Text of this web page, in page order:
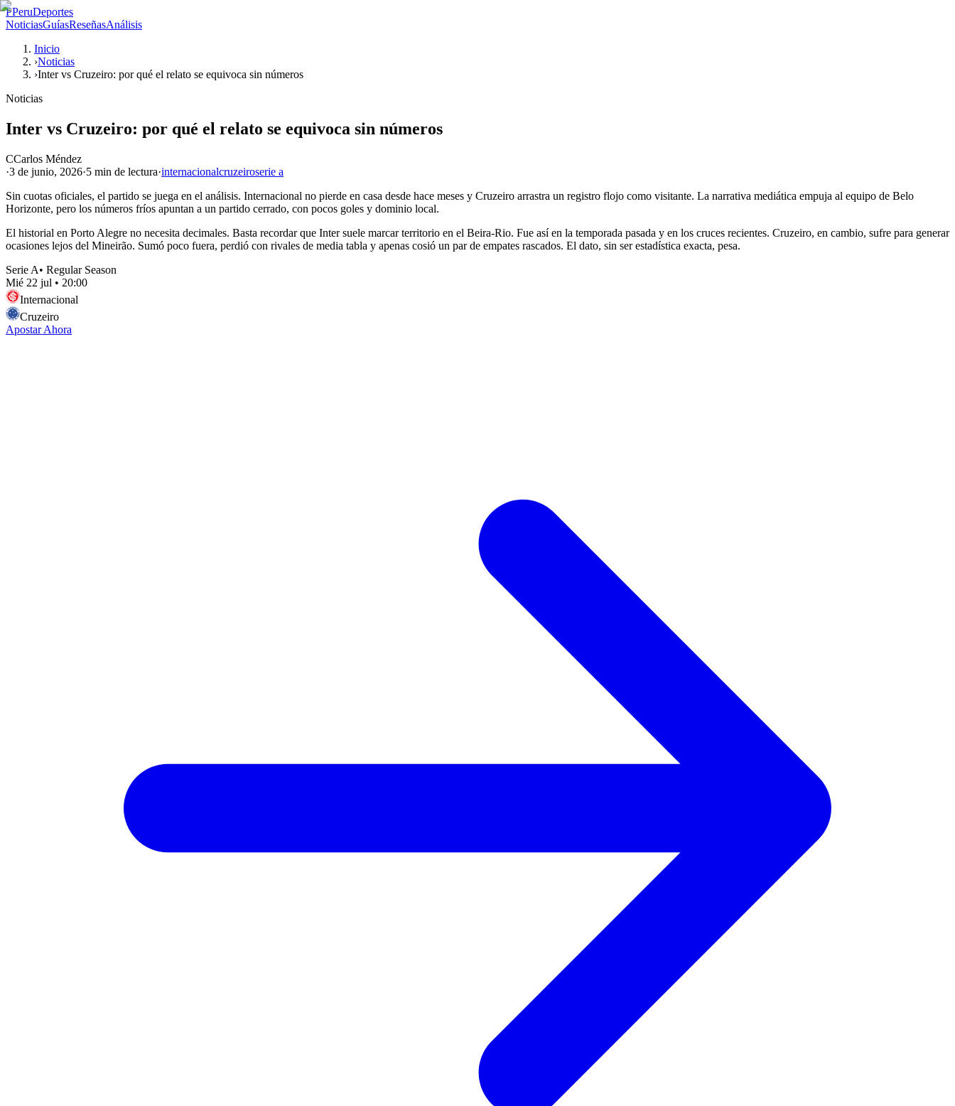
PPeruDeportes
NoticiasGuíasReseñasAnálisis
Inicio
›Noticias
›Inter vs Cruzeiro: por qué el relato se equivoca sin números
Noticias
Inter vs Cruzeiro: por qué el relato se equivoca sin números
CCarlos Méndez
·3 de junio, 2026·5 min de lectura·internacionalcruzeiroserie a
Sin cuotas oficiales, el partido se juega en el análisis. Internacional no pierde en casa desde hace meses y Cruzeiro arrastra un registro flojo como visitante. La narrativa mediática empuja al equipo de Belo
Horizonte, pero los números fríos apuntan a un partido cerrado, con pocos goles y dominio local.
El historial en Porto Alegre no necesita decimales. Basta recordar que Inter suele marcar territorio en el Beira-Rio. Fue así en la temporada pasada y en los cruces recientes. Cruzeiro, en cambio, sufre para generar
ocasiones lejos del Mineirão. Sumó poco fuera, perdió con rivales de media tabla y apenas cosió un par de empates rascados. El dato, sin ser estadística exacta, pesa.
Serie A• Regular Season
Mié 22 jul • 20:00
Internacional
Cruzeiro
Apostar Ahora